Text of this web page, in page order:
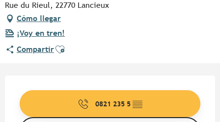
Rue du Rieul, 22770 Lancieux
Cómo llegar
¡Voy en tren!
CompartirAjouter aux favoris
0821 235 5 ▒▒